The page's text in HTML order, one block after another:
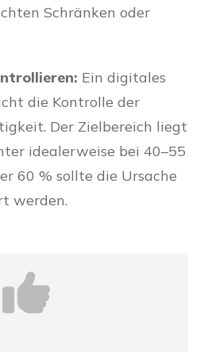
Schränken oder
Ein digitales
die Kontrolle der
Der Zielbereich liegt
idealerweise bei 40–55
60 % sollte die Ursache
werden.